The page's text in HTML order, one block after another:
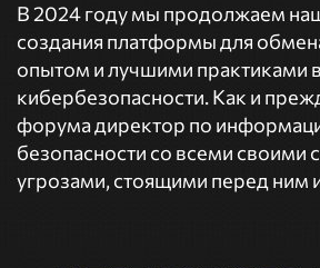
В 2024 году мы продолжаем
создания платформы для
опытом и лучшими практиками
кибербезопасности. Как и
форума директор по
безопасности со всеми своими
угрозами, стоящими перед ним